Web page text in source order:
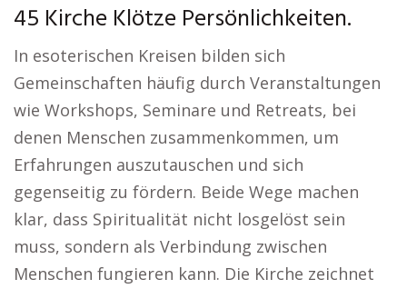
45 Kirche Klötze Persönlichkeiten.
In esoterischen Kreisen bilden sich
Gemeinschaften häufig durch Veranstaltungen
wie Workshops, Seminare und Retreats, bei
denen Menschen zusammenkommen, um
Erfahrungen auszutauschen und sich
gegenseitig zu fördern. Beide Wege machen
klar, dass Spiritualität nicht losgelöst sein
muss, sondern als Verbindung zwischen
Menschen fungieren kann. Die Kirche zeichnet